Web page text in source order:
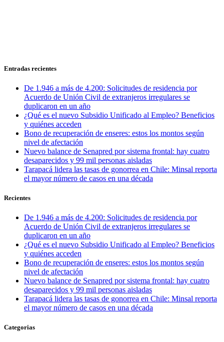
Entradas recientes
De 1.946 a más de 4.200: Solicitudes de residencia por
Acuerdo de Unión Civil de extranjeros irregulares se
duplicaron en un año
¿Qué es el nuevo Subsidio Unificado al Empleo? Beneficios
y quiénes acceden
Bono de recuperación de enseres: estos los montos según
nivel de afectación
Nuevo balance de Senapred por sistema frontal: hay cuatro
desaparecidos y 99 mil personas aisladas
Tarapacá lidera las tasas de gonorrea en Chile: Minsal reporta
el mayor número de casos en una década
Recientes
De 1.946 a más de 4.200: Solicitudes de residencia por
Acuerdo de Unión Civil de extranjeros irregulares se
duplicaron en un año
¿Qué es el nuevo Subsidio Unificado al Empleo? Beneficios
y quiénes acceden
Bono de recuperación de enseres: estos los montos según
nivel de afectación
Nuevo balance de Senapred por sistema frontal: hay cuatro
desaparecidos y 99 mil personas aisladas
Tarapacá lidera las tasas de gonorrea en Chile: Minsal reporta
el mayor número de casos en una década
Categorias